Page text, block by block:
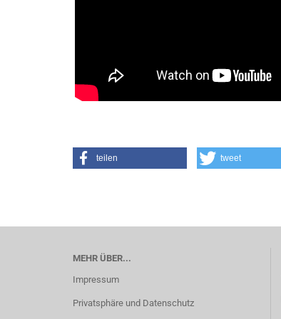
teilen tweet
MEHR ÜBER...
Impressum
Privatsphäre und Datenschutz